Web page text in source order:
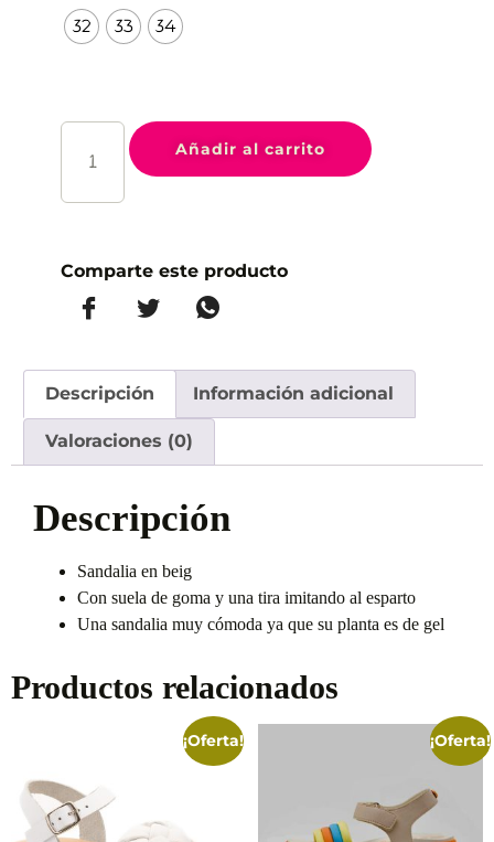
32 33 34
Añadir al carrito
Comparte este producto
Descripción Información adicional
Valoraciones (0)
Descripción
Sandalia en beig
Con suela de goma y una tira imitando al esparto
Una sandalia muy cómoda ya que su planta es de gel
Productos relacionados
¡Oferta! ¡Oferta!